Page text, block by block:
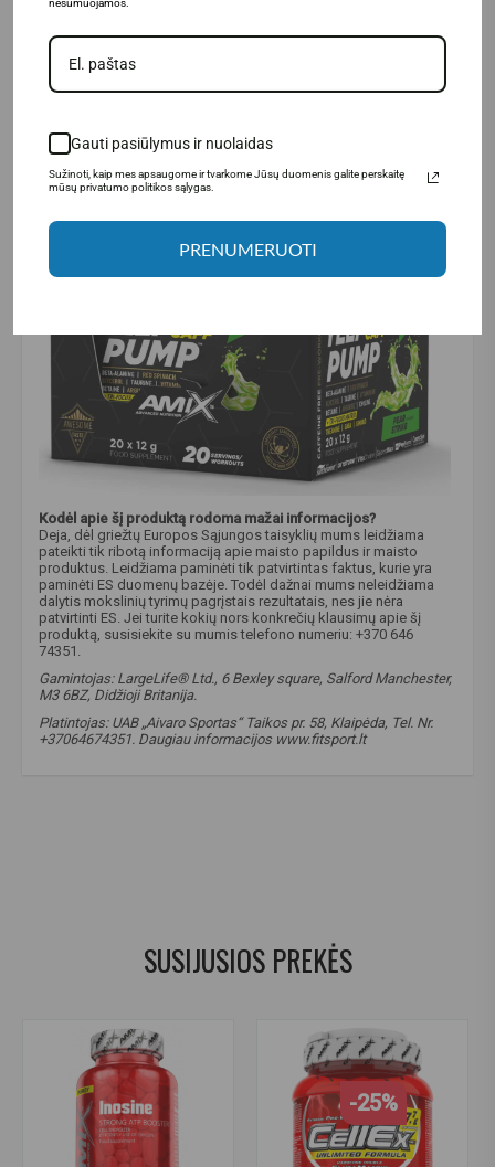
Kodėl apie šį produktą rodoma mažai informacijos?
Deja, dėl griežtų Europos Sąjungos taisyklių mums leidžiama
pateikti tik ribotą informaciją apie maisto papildus ir maisto
produktus. Leidžiama paminėti tik patvirtintas faktus, kurie yra
paminėti ES duomenų bazėje. Todėl dažnai mums neleidžiama
dalytis mokslinių tyrimų pagrįstais rezultatais, nes jie nėra
patvirtinti ES. Jei turite kokių nors konkrečių klausimų apie šį
produktą, susisiekite su mumis telefono numeriu: +370 646
74351.
Gamintojas: LargeLife® Ltd., 6 Bexley square, Salford Manchester,
M3 6BZ, Didžioji Britanija.
Platintojas: UAB „Aivaro Sportas“ Taikos pr. 58, Klaipėda, Tel. Nr.
+37064674351. Daugiau informacijos www.fitsport.lt​
SUSIJUSIOS PREKĖS
-25%
Gauti pasiūlymus ir nuolaidas
Sužinoti, kaip mes apsaugome ir tvarkome Jūsų duomenis galite perskaitę
mūsų privatumo politikos sąlygas.
PRENUMERUOTI